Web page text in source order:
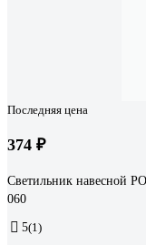
Последняя цена
374 ₽
Светильник навесной
060
5(1)